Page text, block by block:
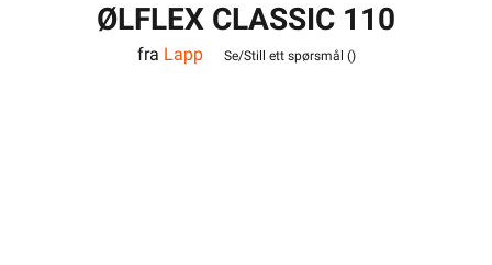
ØLFLEX CLASSIC 110
3G0,5
fra Lapp Se/Still ett spørsmål ()